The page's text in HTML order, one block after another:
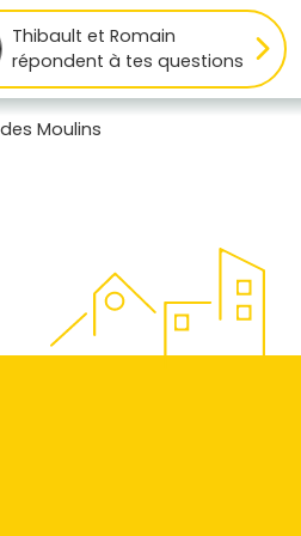
Thibault et Romain
répondent à tes questions
Moulins